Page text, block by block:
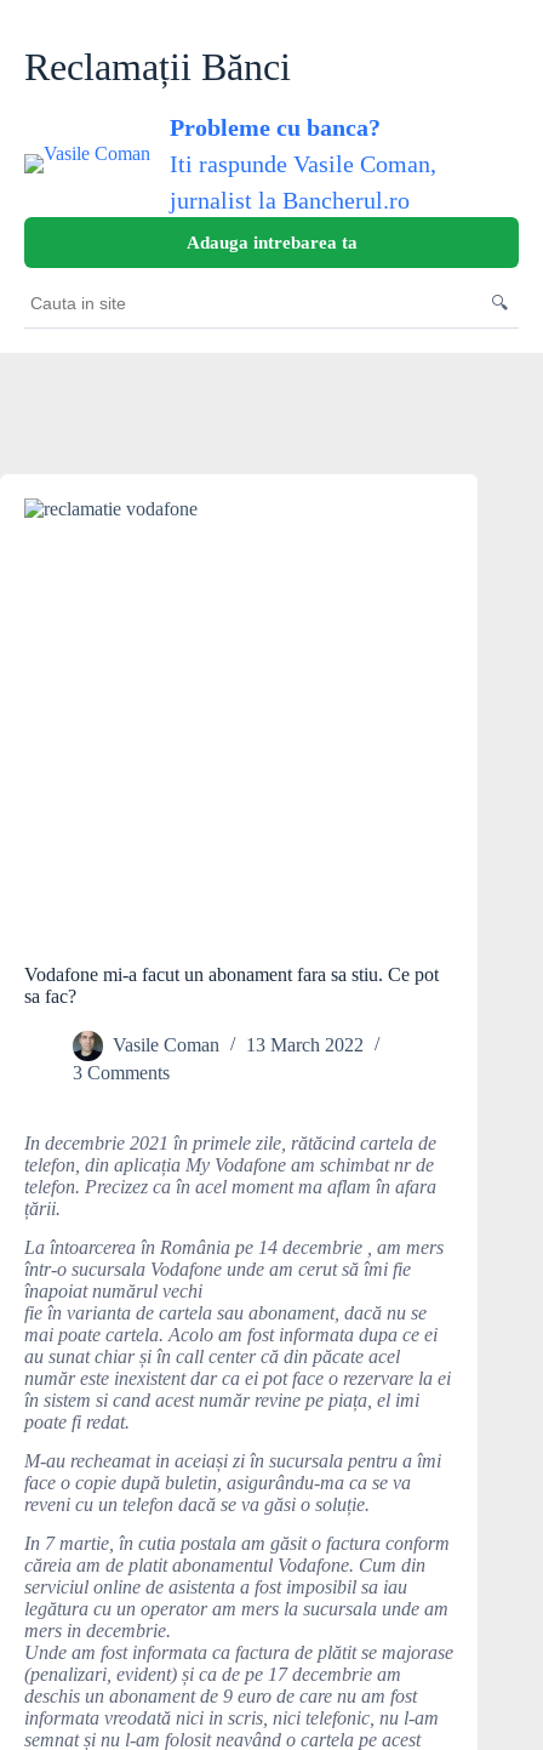
contentReclamații Bănci
Probleme cu banca?
Iti raspunde Vasile Coman,
jurnalist la Bancherul.ro
Adauga intrebarea ta
Cauta
in
🔍
Vodafone mi-a facut un abonament fara sa stiu. Ce pot
sa fac?
Vasile Coman
13 March 2022
3 Comments
In decembrie 2021 în primele zile, rătăcind cartela de
telefon, din aplicația My Vodafone am schimbat nr de
telefon. Precizez ca în acel moment ma aflam în afara
țării.
La întoarcerea în România pe 14 decembrie , am mers
într-o sucursala Vodafone unde am cerut să îmi fie
înapoiat numărul vechi
fie în varianta de cartela sau abonament, dacă nu se
mai poate cartela. Acolo am fost informata dupa ce ei
au sunat chiar și în call center că din păcate acel
număr este inexistent dar ca ei pot face o rezervare la ei
în sistem si cand acest număr revine pe piața, el imi
poate fi redat.
M-au recheamat in aceiași zi în sucursala pentru a îmi
face o copie după buletin, asigurându-ma ca se va
reveni cu un telefon dacă se va găsi o soluție.
In 7 martie, în cutia postala am găsit o factura conform
căreia am de platit abonamentul Vodafone. Cum din
serviciul online de asistenta a fost imposibil sa iau
legătura cu un operator am mers la sucursala unde am
mers in decembrie.
Unde am fost informata ca factura de plătit se majorase
(penalizari, evident) și ca de pe 17 decembrie am
deschis un abonament de 9 euro de care nu am fost
informata vreodată nici in scris, nici telefonic, nu l-am
semnat și nu l-am folosit neavând o cartela pe acest